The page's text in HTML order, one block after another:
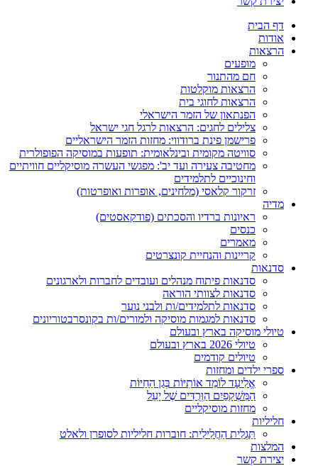
דף הבית
אודות
הרצאות
מופעים
חם מהתנור
הרצאות מוקלטות
הרצאות לחוגי בית
הפנתאון של הזמר הישראלי
צלילים לחגים: הרצאות לרגל חגי ישראל
פרישמן פינת ברודווי: מחזות הזמר הישראליים
סוויטה מקומית ובינלאומית: תופעות במוסיקה הפופולרית
מחטיבה צעירה ועד יב': מפגשי העשרה מוסיקליים חוויתיים
וחינוכיים לתלמידים
זרקור קלאסי (מלחינים, אופרות ואופרטות)
מדיה
ראיונות ברדיו והסכתים (פודקאסטים)
כנסים
מאמרים
קריינות והנחיית קונצרטים
סדנאות
סדנאות פיתוח מנהלים ועובדים לחברות ולארגונים
סדנאות לצוותי הוראה
סדנאות לתלמידים/ות ולבני נוער
סדנאות למגמות מוסיקה ולמורים/ות בקונסרבטוריונים
טיולי מוסיקה בארץ ובעולם
טיולי 2026 בארץ ובעולם
טיולים קודמים
ספרי ילדים ומחזות
אֱלִיעָד לוֹמֵד אוֹתִיּוֹת בְּגַן הַחַיּוֹת
הַמִּשְׁקָפַיִם הַוְּרֻדִּים שֶׁל יָעֵל
מחזות מוסיקליים
חליליות
תַּגְלִית הַחֲלִילִית: חוברות חליליות לסופרן ולאלט
המלצות
יצירת קשר